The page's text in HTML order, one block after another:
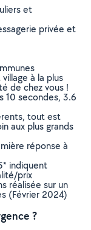
et
privée et
à la plus
de chez vous !
10 secondes, 3.6
tout est
aux plus grands
réponse à
indiquent
prix
réalisée sur un
(Février 2024)
?